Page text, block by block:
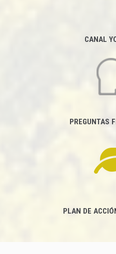
CANAL
PREGUNTAS
PLAN DE